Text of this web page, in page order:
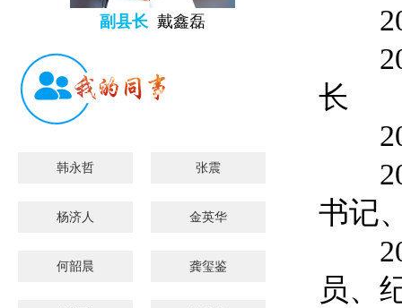
副县长 戴鑫磊
韩永哲 张震
杨济人 金英华
何韶晨 龚玺鉴
长
书记
员、